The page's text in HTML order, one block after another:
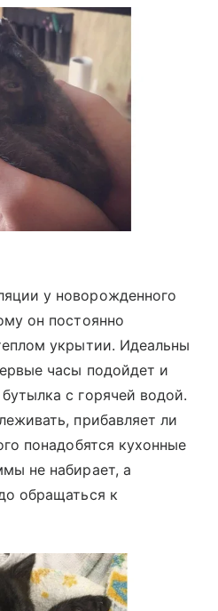
у новорожденного
он постоянно
укрытии. Идеальны
часы подойдет и
с горячей водой.
прибавляет ли
понадобятся кухонные
не набирает, а
обращаться к